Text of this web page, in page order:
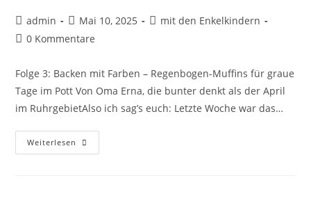
admin Mai 10, 2025
mit den Enkelkindern
0 Kommentare
Folge 3: Backen mit Farben – Regenbogen-Muffins für graue
Tage im Pott Von Oma Erna, die bunter denkt als der April
im RuhrgebietAlso ich sag’s euch: Letzte Woche war das…
Weiterlesen